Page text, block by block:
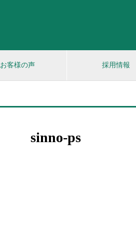
お客様の声 採用情報
sinno-ps